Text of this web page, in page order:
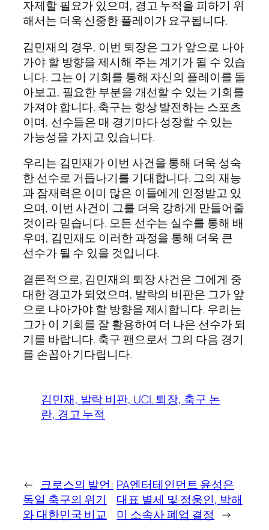
자제할 필요가 있으며, 경고 누적을 피하기 위
해서는 더욱 신중한 플레이가 요구됩니다.
김민재의 경우, 이번 퇴장은 그가 앞으로 나아
가야 할 방향을 제시해 주는 계기가 될 수 있습
니다. 그는 이 기회를 통해 자신의 플레이를 돌
아보고, 필요한 부분을 개선할 수 있는 기회를
가져야 합니다. 축구는 항상 발전하는 스포츠
이며, 선수들은 매 경기마다 성장할 수 있는
가능성을 가지고 있습니다.
우리는 김민재가 이번 사건을 통해 더욱 성숙
한 선수로 거듭나기를 기대합니다. 그의 재능
과 잠재력은 이미 많은 이들에게 인정받고 있
으며, 이번 사건이 그를 더욱 강하게 만들어줄
것이라 믿습니다. 모든 선수는 실수를 통해 배
우며, 김민재도 이러한 과정을 통해 더욱 큰
선수가 될 수 있을 것입니다.
결론적으로, 김민재의 퇴장 사건은 그에게 중
대한 경고가 되었으며, 발락의 비판은 그가 앞
으로 나아가야 할 방향을 제시합니다. 우리는
그가 이 기회를 잘 활용하여 더 나은 선수가 되
기를 바랍니다. 축구 팬으로서 그의 다음 경기
를 손꼽아 기다립니다.
김민재, 발락 비판, UCL 퇴장, 축구 논
란, 경고 누적
← 크로스의 발언:
독일 축구의 위기
와 대한민국 비교
PA엔터테인먼트 윤성은
대표 별세 및 정웅인, 박해
미 소속사 폐업 결정 →